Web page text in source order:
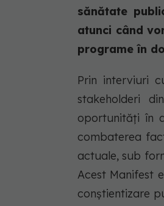
sănătate
atunci când
programe în
Prin interviuri
stakeholderi
oportunități în
combaterea
actuale, sub
Acest Manifest
conștientizare